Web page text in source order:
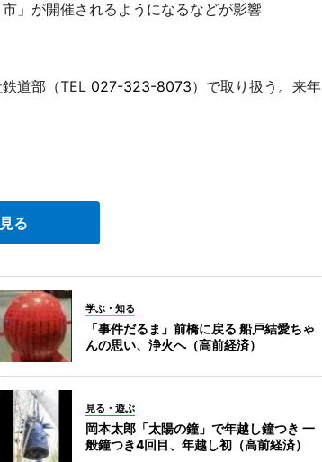
」が開催されるようになるなどが影響
道部（TEL 027-323-8073）で取り扱う。来年
る
学ぶ・知る
「事件だるま」前橋に戻る 船戸結愛ちゃ
んの思い、浄火へ（高前経済）
見る・遊ぶ
岡本太郎「太陽の鐘」で年越し鐘つき 一
般鐘つき4回目、年越し初（高前経済）